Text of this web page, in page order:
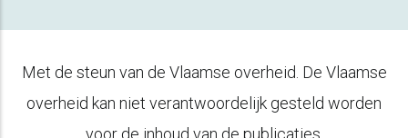
Met de steun van de Vlaamse overheid. De Vlaamse
overheid kan niet verantwoordelijk gesteld worden
voor de inhoud van de publicaties.